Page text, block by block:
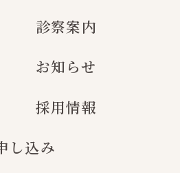
診察案内
お知らせ
採用情報
し込み